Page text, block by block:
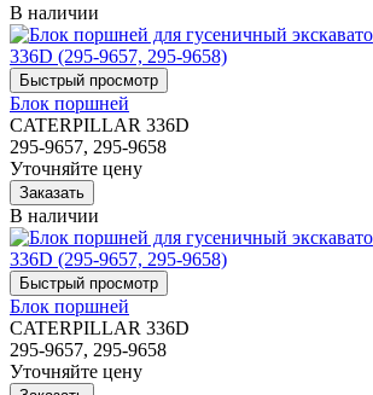
В наличии
Блок поршней
CATERPILLAR 336D
295-9657, 295-9658
Уточняйте цену
В наличии
Блок поршней
CATERPILLAR 336D
295-9657, 295-9658
Уточняйте цену